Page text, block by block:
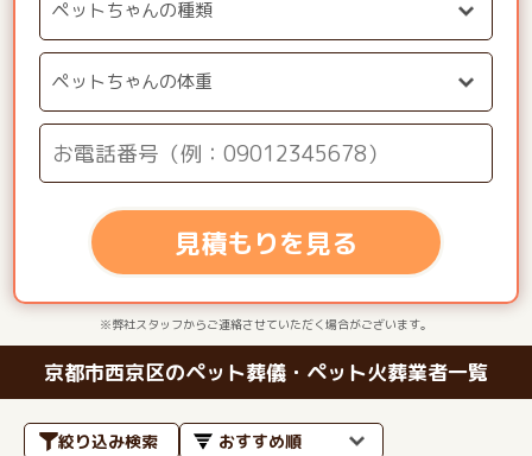
見積もりを見る
※弊社スタッフからご連絡させていただく場合がございます。
京都市西京区のペット葬儀・ペット火葬業者一覧
絞り込み検索